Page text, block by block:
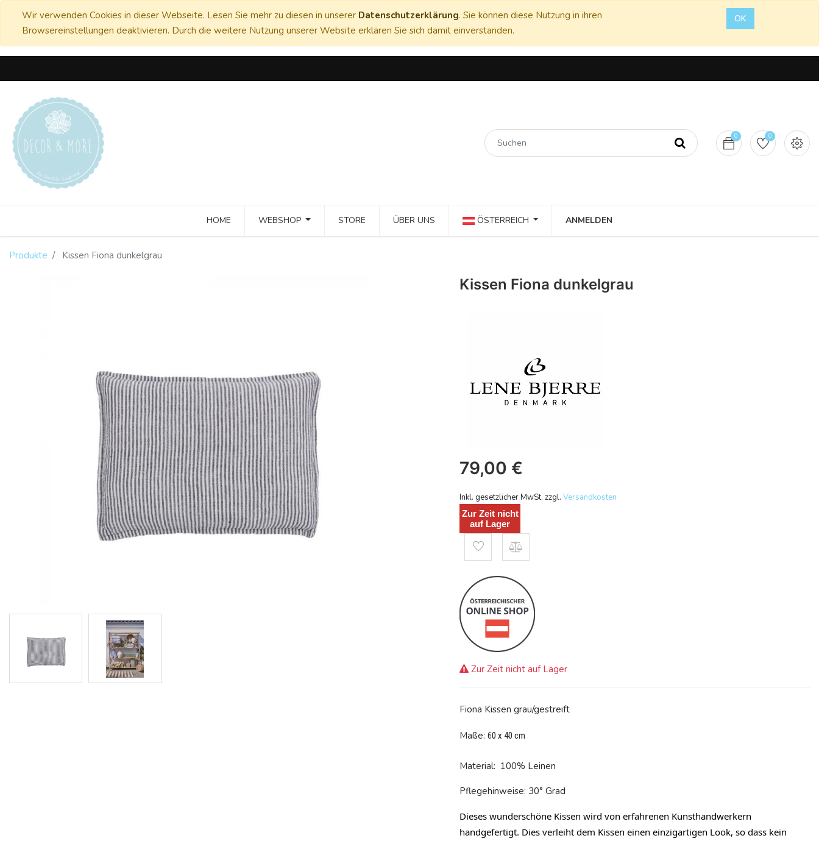
Wir verwenden Cookies in dieser Webseite. Lesen Sie mehr zu diesen in unserer Datenschutzerklärung. Sie können diese Nutzung in ihren
Browsereinstellungen deaktivieren. Durch die weitere Nutzung unserer Website erklären Sie sich damit einverstanden.
OK
0 0
HOME WEBSHOP STORE ÜBER UNS ÖSTERREICH ANMELDEN
Produkte Kissen Fiona dunkelgrau
Kissen Fiona dunkelgrau
79,00 €
Inkl. gesetzlicher MwSt. zzgl.Versandkosten
Zur Zeit nicht
auf Lager
Zur Zeit nicht auf Lager
Fiona Kissen grau/gestreift
Maße:60 x 40 cm
Material: 100% Leinen
Pflegehinweise: 30° Grad
Dieses wunderschöne Kissen wird von erfahrenen Kunsthandwerkern
handgefertigt. Dies verleiht dem Kissen einen einzigartigen Look, so dass kein